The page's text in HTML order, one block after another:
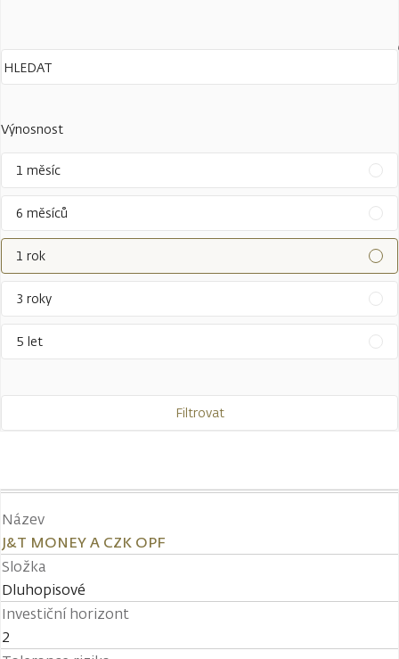
Výnosnost
1 měsíc
6 měsíců
1 rok
3 roky
5 let
Filtrovat
Název
J&T MONEY A CZK OPF
Složka
Dluhopisové
Investiční horizont
2